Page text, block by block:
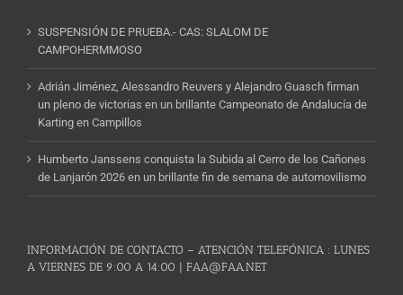
SUSPENSIÓN DE PRUEBA.- CAS: SLALOM DE
CAMPOHERMMOSO
Adrián Jiménez, Alessandro Reuvers y Alejandro Guasch firman
un pleno de victorias en un brillante Campeonato de Andalucía de
Karting en Campillos
Humberto Janssens conquista la Subida al Cerro de los Cañones
de Lanjarón 2026 en un brillante fin de semana de automovilismo
INFORMACIÓN DE CONTACTO – ATENCIÓN TELEFÓNICA : LUNES
A VIERNES DE 9:00 A 14:00 | FAA@FAA.NET